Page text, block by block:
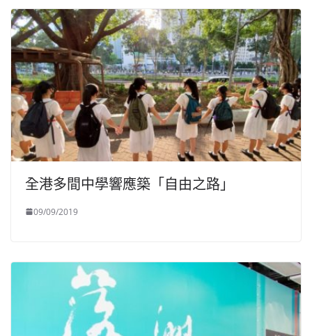
全港多間中學響應築「自由之路」
09/09/2019